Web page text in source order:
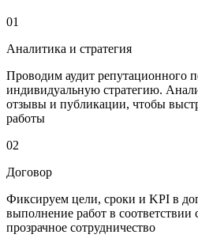
01
Аналитика и стратегия
Проводим аудит репутационного
индивидуальную стратегию.
отзывы и публикации, чтобы
работы
02
Договор
Фиксируем цели, сроки и KPI в
выполнение работ в соответствии
прозрачное сотрудничество